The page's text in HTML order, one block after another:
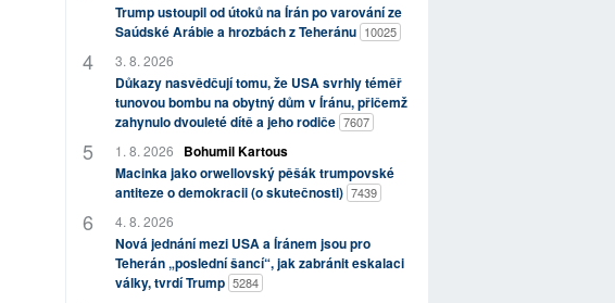
Trump ustoupil od útoků na Írán po varování ze
Saúdské Arábie a hrozbách z Teheránu 10025
3. 8. 2026
Důkazy nasvědčují tomu, že USA svrhly téměř
tunovou bombu na obytný dům v Íránu, přičemž
zahynulo dvouleté dítě a jeho rodiče 7607
1. 8. 2026
Bohumil Kartous
Macinka jako orwellovský pěšák trumpovské
antiteze o demokracii (o skutečnosti) 7439
4. 8. 2026
Nová jednání mezi USA a Íránem jsou pro
Teherán „poslední šancí“, jak zabránit eskalaci
války, tvrdí Trump 5284